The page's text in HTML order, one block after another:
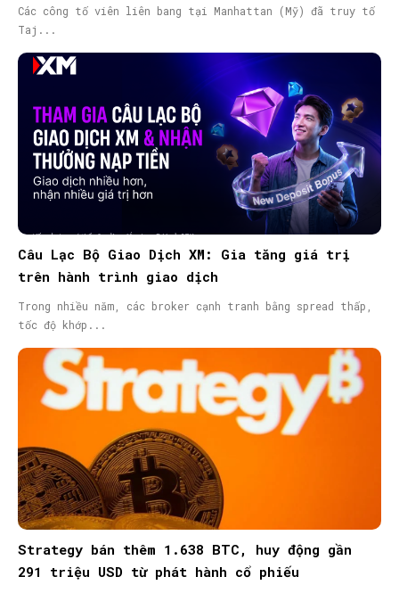
Các công tố viên liên bang tại Manhattan (Mỹ) đã truy tố
Taj...
Câu Lạc Bộ Giao Dịch XM: Gia tăng giá trị
trên hành trình giao dịch
Trong nhiều năm, các broker cạnh tranh bằng spread thấp,
tốc độ khớp...
Strategy bán thêm 1.638 BTC, huy động gần
291 triệu USD từ phát hành cổ phiếu